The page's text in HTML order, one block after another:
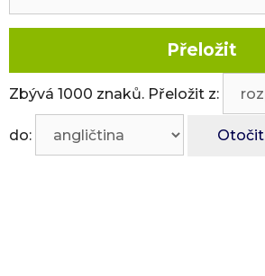
Zbývá 1000 znaků. Přeložit z:
do: Otočit